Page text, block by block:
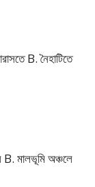
B. নৈহাটিতে
B. মালভূমি অঞ্চলে